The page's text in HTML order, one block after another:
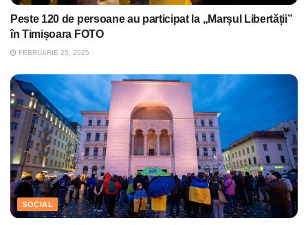
Peste 120 de persoane au participat la „Marșul Libertății”
în Timișoara FOTO
FEBRUARIE 25, 2025
SOCIAL